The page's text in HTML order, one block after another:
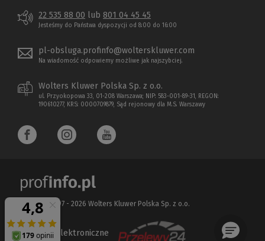
22 535 88 00 lub 801 04 45 45
Jesteśmy do Państwa dyspozycji od 8:00 do 16:00
pl-obsluga.profinfo@wolterskluwer.com
Na wiadomość odpowiemy możliwe jak najszybciej.
Wolters Kluwer Polska Sp. z o.o.
ul. Przyokopowa 33, 01-208 Warszawa; NIP: 583-001-89-31, REGON:
190610277, KRS: 0000709879, Sąd rejonowy dla M.S. Warszawy
Copyright 1997 - 2026 Wolters Kluwer Polska Sp. z o.o.
Płatności elektroniczne
(Nowe
(Link